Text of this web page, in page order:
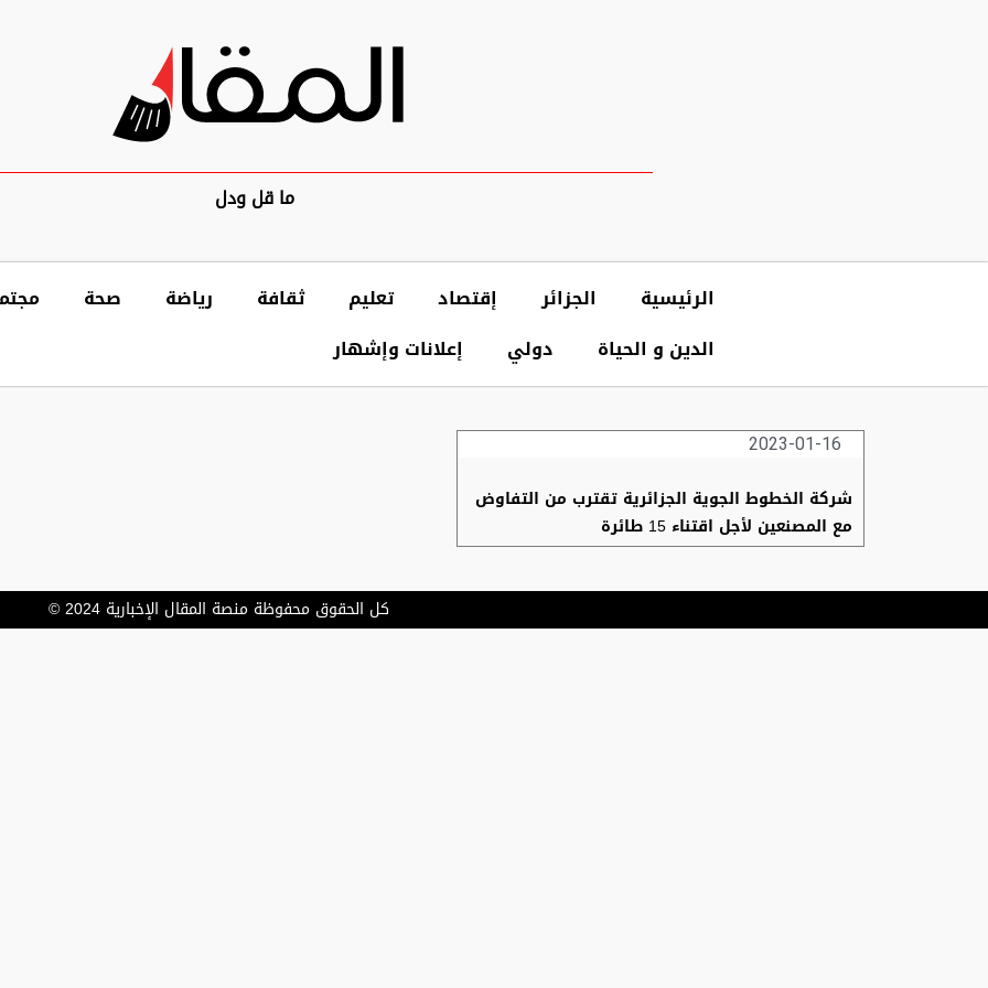
ما قل ودل
الرئيسية الجزائر إقتصاد تعليم ثقافة رياضة صحة
الدين و الحياة
دولي إعلانات وإشهار
2023-01-16
شركة الخطوط الجوية الجزائرية تقترب من التفاوض
مع المصنعين لأجل اقتناء 15 طائرة
كل الحقوق محفوظة منصة المقال الإخبارية 2024 ©